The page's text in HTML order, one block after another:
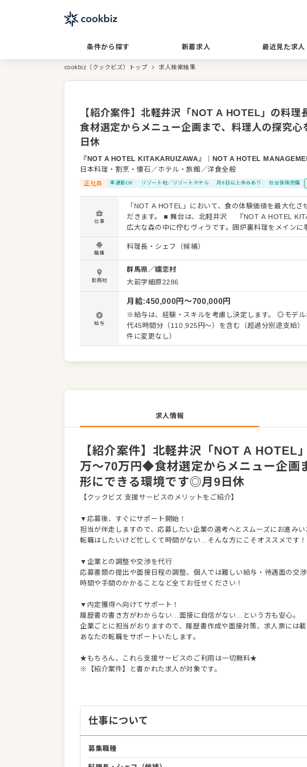
条件から探す 新着求人 最近見た求人
cookbiz（クックビズ）トップ 求人検索結果
【紹介案件】北軽井沢「NOT A HOTEL」の料
食材選定からメニュー企画まで、料理人の探究
日休
『NOT A HOTEL KITAKARUIZAWA』
NOT A HOTEL
日本料理・割烹・懐石／ホテル・旅館／洋食全般
正社員 車通勤OK リゾート地／リゾートホテル 月8日以上休みあり 社会保険完備
仕事
「NOT A HOTEL」において、食の体験価値を最大化
だきます。 ■ 舞台は、北軽井沢 『NOT A HOTEL KITAKARUIZAWA』は、浅間山麓に広がる
広大な森の中に佇むヴィラです。囲炉裏料理をメイン
「石朴」のほか、カジュアルスタイルのカフェレスト
ています。 ◎業務内容 各拠点での調理全般 メニュー企画 食材選定 発注 品質・衛生管理 スタ
ッフ教育 コスト管理 他部門連携など。経験に応じ拠点立ち上げ
る滞在体験を料理でデザインしていきましょう＞ ▼ニー
彩な提供スタイルで、お客様の「今」にフィットする。
けます。 ▼現場主義の地域貢献 自ら食材を探し、地域の魅力を掘り起こす。素材選びから携わ
ることで、料理人としての探究心を形にできる環境です。 ▼得意を武器にする自由 和洋中の
を超え、あなたの得意分野がそのまま拠点のカラーに
加速させられます。
職種
料理長・シェフ（候補）
勤務地
群馬県／嬬恋村
大前字細原2286
給与
月給:450,000円〜700,000円
※給与は、経験・スキルを考慮し決定します。 ◎モデル年収
代45時間分（110,925円～）を含む（超過分別途支給
件に変更なし）
求人情報
【紹介案件】北軽井沢「NOT A HOTEL
万〜70万円◆食材選定からメニュー企画
形にできる環境です◎月9日休
【クックビズ 支援サービスのメリットをご紹介】
▼応募後、すぐにサポート開始！
担当が伴走しますので、応募したい企業の選考へとスムーズにお進みい
転職はしたいけど忙しくて時間がない…そんな方にこそオススメです！
▼企業との調整や交渉を代行
応募書類の提出や面接日程の調整、個人では難しい給与・待遇面の交渉
時間や手間のかかることなど全てお任せください！
▼内定獲得へ向けてサポート！
履歴書の書き方がわからない…面接に自信がない…という方も安心。
企業ごとに担当がおりますので、履歴書作成や面接対策、求人票には
あなたの転職をサポートいたします。
★もちろん、これら支援サービスのご利用は一切無料★
※【紹介案件】と書かれた求人が対象です。
仕事について
募集職種